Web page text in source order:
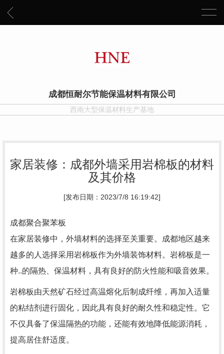
成都恒耐尔节能保温材料有限公司
西南大型保温材料生产基地
家居装修：成都外墙采用岩棉板的材料
及其价格
[发布日期：2023/7/8 16:19:42]
成都聚合聚苯板
在家居装修中，外墙材料的选择至关重要。成都地区越来
越多的人选择采用岩棉板作为外墙装饰材料。岩棉板是一
种..的隔热、保温材料，具有良好的防火性能和吸音效果。
岩棉板由天然矿石经过高温熔化后制成纤维，再加入适量
的粘结剂进行固化，因此具有良好的耐久性和稳定性。它
不仅具备了保温隔热的功能，还能有效地降低能源消耗，
提高居住舒适度。